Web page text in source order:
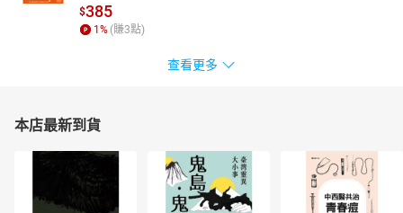
$385
1% (賺3點)
查看更多
本店最新到貨